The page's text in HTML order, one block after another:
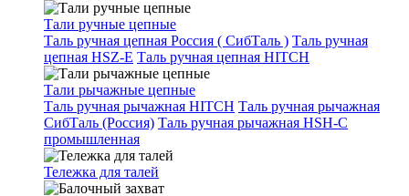
Тали ручные цепные
Таль ручная цепная Россия ( СибТаль ) Таль ручная
цепная HSZ-E Таль ручная цепная HITCH
Тали рычажные цепные
Таль ручная рычажная HITCH Таль ручная рычажная
СибТаль (Россия) Таль ручная рычажная HSH-C
промышленная
Тележка для талей